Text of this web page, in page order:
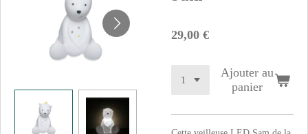
29,00 €
Ajouter au
panier